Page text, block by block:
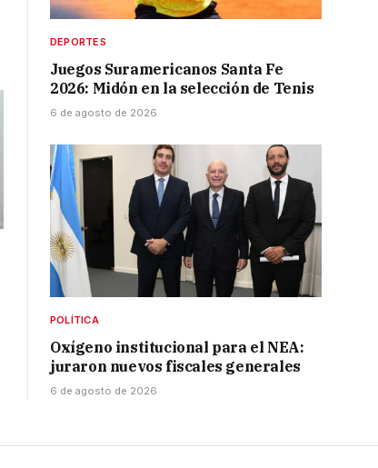
DEPORTES
Juegos Suramericanos Santa Fe
2026: Midón en la selección de Tenis
6 de agosto de 2026
POLÍTICA
Oxígeno institucional para el NEA:
juraron nuevos fiscales generales
6 de agosto de 2026